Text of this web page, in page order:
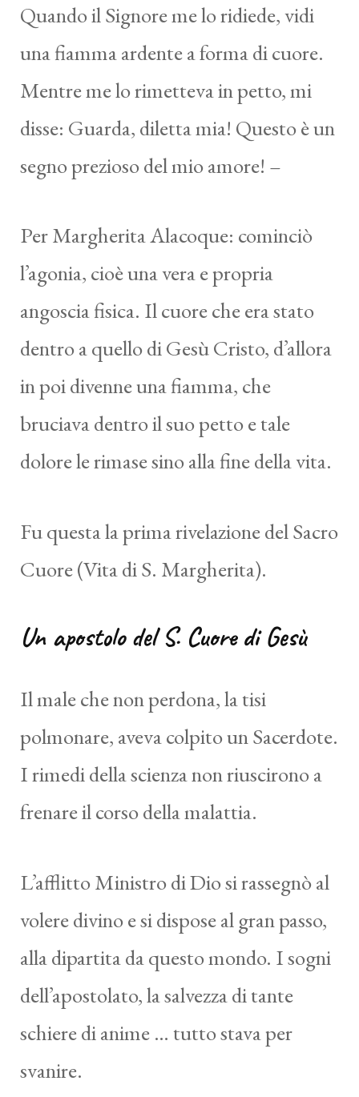
Quando il Signore me lo ridiede, vidi
una fiamma ardente a forma di cuore.
Mentre me lo rimetteva in petto, mi
disse: Guarda, diletta mia! Questo è un
segno prezioso del mio amore! –
Per Margherita Alacoque: cominciò
l’agonia, cioè una vera e propria
angoscia fisica. Il cuore che era stato
dentro a quello di Gesù Cristo, d’allora
in poi divenne una fiamma, che
bruciava dentro il suo petto e tale
dolore le rimase sino alla fine della vita.
Fu questa la prima rivelazione del Sacro
Cuore (Vita di S. Margherita).
Un apostolo del S. Cuore di Gesù
Il male che non perdona, la tisi
polmonare, aveva colpito un Sacerdote.
I rimedi della scienza non riuscirono a
frenare il corso della malattia.
L’afflitto Ministro di Dio si rassegnò al
volere divino e si dispose al gran passo,
alla dipartita da questo mondo. I sogni
dell’apostolato, la salvezza di tante
schiere di anime … tutto stava per
svanire.